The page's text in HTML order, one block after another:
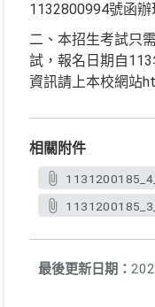
1132800994號函辦
二、本招生考試只
試，報名日期自
資訊請上本校網站
相關附件
最後更新日期：